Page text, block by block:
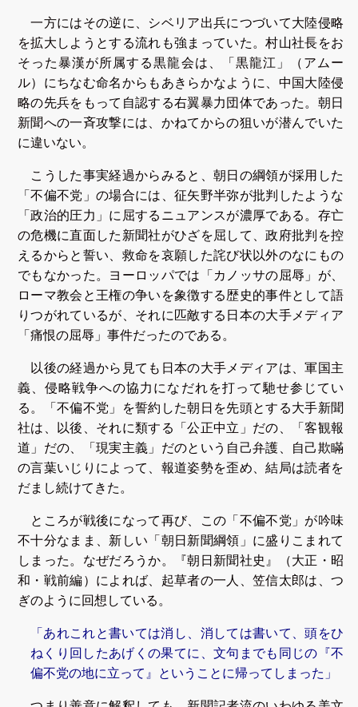
一方にはその逆に、シベリア出兵につづいて大陸侵略
を拡大しようとする流れも強まっていた。村山社長をお
そった暴漢が所属する黒龍会は、「黒龍江」（アムー
ル）にちなむ命名からもあきらかなように、中国大陸侵
略の先兵をもって自認する右翼暴力団体であった。朝日
新聞への一斉攻撃には、かねてからの狙いが潜んでいた
に違いない。
こうした事実経過からみると、朝日の綱領が採用した
「不偏不党」の場合には、征矢野半弥が批判したような
「政治的圧力」に屈するニュアンスが濃厚である。存亡
の危機に直面した新聞社がひざを屈して、政府批判を控
えるからと誓い、救命を哀願した詫び状以外のなにもの
でもなかった。ヨーロッパでは「カノッサの屈辱」が、
ローマ教会と王権の争いを象徴する歴史的事件として語
りつがれているが、それに匹敵する日本の大手メディア
「痛恨の屈辱」事件だったのである。
以後の経過から見ても日本の大手メディアは、軍国主
義、侵略戦争への協力になだれを打って馳せ参じてい
る。「不偏不党」を誓約した朝日を先頭とする大手新聞
社は、以後、それに類する「公正中立」だの、「客観報
道」だの、「現実主義」だのという自己弁護、自己欺瞞
の言葉いじりによって、報道姿勢を歪め、結局は読者を
だまし続けてきた。
ところが戦後になって再び、この「不偏不党」が吟味
不十分なまま、新しい「朝日新聞綱領」に盛りこまれて
しまった。なぜだろうか。『朝日新聞社史』（大正・昭
和・戦前編）によれば、起草者の一人、笠信太郎は、つ
ぎのように回想している。
「あれこれと書いては消し、消しては書いて、頭をひ
ねくり回したあげくの果てに、文句までも同じの『不
偏不党の地に立って』ということに帰ってしまった」